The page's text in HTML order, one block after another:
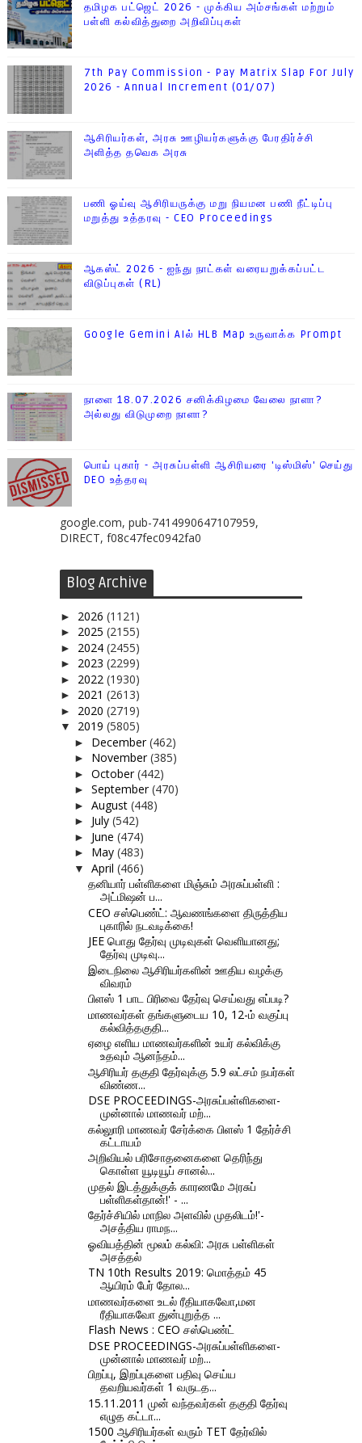
தமிழக பட்ஜெட் 2026 - முக்கிய அம்சங்கள் மற்றும்
பள்ளி கல்வித்துறை அறிவிப்புகள்
7th Pay Commission - Pay Matrix Slap For July
2026 - Annual Increment (01/07)
ஆசிரியர்கள், அரசு ஊழியர்களுக்கு பேரதிர்ச்சி
அளித்த தவெக அரசு
பணி ஓய்வு ஆசிரியருக்கு மறு நியமன பணி நீட்டிப்பு
மறுத்து உத்தரவு - CEO Proceedings
ஆகஸ்ட் 2026 - ஐந்து நாட்கள் வரையறுக்கப்பட்ட
விடுப்புகள் (RL)
Google Gemini AIல் HLB Map உருவாக்க Prompt
நாளை 18.07.2026 சனிக்கிழமை வேலை நாளா?
அல்லது விடுமுறை நாளா?
பொய் புகார் - அரசுப்பள்ளி ஆசிரியரை 'டிஸ்மிஸ்' செய்து
DEO உத்தரவு
google.com, pub-7414990647107959,
DIRECT, f08c47fec0942fa0
Blog Archive
► 2026 (1121)
► 2025 (2155)
► 2024 (2455)
► 2023 (2299)
► 2022 (1930)
► 2021 (2613)
► 2020 (2719)
▼ 2019 (5805)
► December(462)
► November(385)
► October(442)
► September(470)
► August (448)
► July (542)
► June (474)
► May (483)
▼ April (466)
தனியார் பள்ளிகளை மிஞ்சும் அரசுப்பள்ளி :
அட்மிஷன் ப...
CEO சஸ்பெண்ட்: ஆவணங்களை திருத்திய
புகாரில் நடவடிக்கை!
JEE பொது தேர்வு முடிவுகள் வெளியானது;
தேர்வு முடிவு...
இடைநிலை ஆசிரியர்களின் ஊதிய வழக்கு
விவரம்
பிளஸ் 1 பாட பிரிவை தேர்வு செய்வது எப்படி?
மாணவர்கள் தங்களுடைய 10, 12-ம் வகுப்பு
கல்வித்தகுதி...
ஏழை எளிய மாணவர்களின் உயர் கல்விக்கு
உதவும் ஆனந்தம்...
ஆசிரியர் தகுதி தேர்வுக்கு 5.9 லட்சம் நபர்கள்
விண்ண...
DSE PROCEEDINGS-அரசுப்பள்ளிகளை-
முன்னால் மாணவர் மற்...
கல்லுாரி மாணவர் சேர்க்கை பிளஸ் 1 தேர்ச்சி
கட்டாயம்
அறிவியல் பரிசோதனைகளை தெரிந்து
கொள்ள யூடியூப் சானல்...
முதல் இடத்துக்குக் காரணமே அரசுப்
பள்ளிகள்தான்!' - ...
தேர்ச்சியில் மாநில அளவில் முதலிடம்!'-
அசத்திய ராமந...
ஓவியத்தின் மூலம் கல்வி: அரசு பள்ளிகள்
அசத்தல்
TN 10th Results 2019: மொத்தம் 45
ஆயிரம் பேர் தோல...
மாணவர்களை உடல் ரீதியாகவோ,மன
ரீதியாகவோ துன்புறுத்த ...
Flash News : CEO சஸ்பெண்ட்
DSE PROCEEDINGS-அரசுப்பள்ளிகளை-
முன்னால் மாணவர் மற்...
பிறப்பு, இறப்புகளை பதிவு செய்ய
தவறியவர்கள் 1 வருடத...
15.11.2011 முன் வந்தவர்கள் தகுதி தேர்வு
எழுத கட்டா...
1500 ஆசிரியர்கள் வரும் TET தேர்வில்